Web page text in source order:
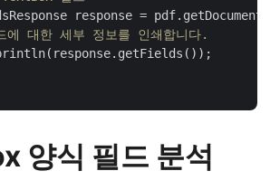
response =
대한 세부 정보를 인쇄합니다.
양식 필드 분석